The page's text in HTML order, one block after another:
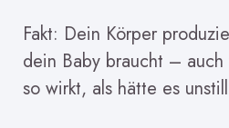
Fakt: Dein Körper
dein Baby braucht – auch
so wirkt, als hätte es